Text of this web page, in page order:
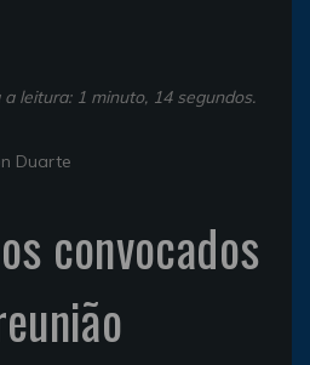
leitura: 1 minuto, 14 segundos.
Duarte
convocados